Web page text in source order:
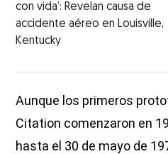
con vida’: Revelan causa de
accidente aéreo en Louisville,
Kentucky
Aunque los primeros
Citation comenzaron en
hasta el 30 de mayo de